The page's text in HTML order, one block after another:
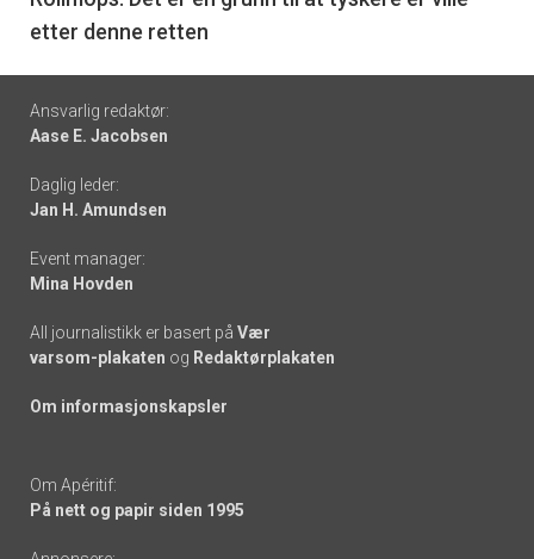
etter denne retten
Footer
-
links
Ansvarlig redaktør:
Aase E. Jacobsen
Daglig leder:
Jan H. Amundsen
Event manager:
Mina Hovden
All journalistikk er basert på Vær
varsom-plakaten og Redaktørplakaten
Om informasjonskapsler
Om Apéritif:
På nett og papir siden 1995